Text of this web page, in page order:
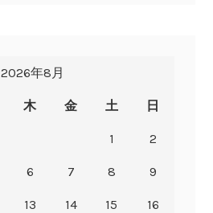
2026年8月
木 金 土 日
1 2
6 7 8 9
13 14 15 16